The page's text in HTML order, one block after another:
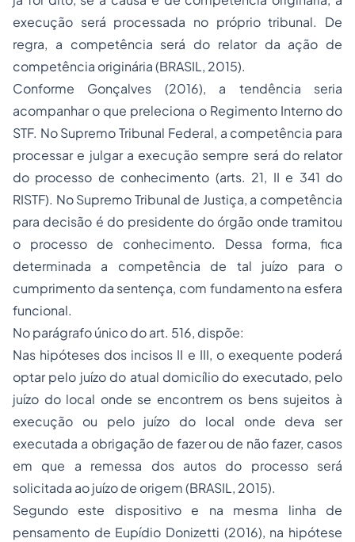
execução será processada no próprio tribunal. De
regra, a competência será do relator da ação de
competência originária (BRASIL, 2015).
Conforme Gonçalves (2016), a tendência seria
acompanhar o que preleciona o Regimento Interno do
STF. No Supremo Tribunal Federal, a competência para
processar e julgar a execução sempre será do relator
do processo de conhecimento (arts. 21, II e 341 do
RISTF). No Supremo Tribunal de Justiça, a competência
para decisão é do presidente do órgão onde tramitou
o processo de conhecimento. Dessa forma, fica
determinada a competência de tal juízo para o
cumprimento da sentença, com fundamento na esfera
funcional.
No parágrafo único do art. 516, dispõe:
Nas hipóteses dos incisos II e III, o exequente poderá
optar pelo juízo do atual domicílio do executado, pelo
juízo do local onde se encontrem os bens sujeitos à
execução ou pelo juízo do local onde deva ser
executada a obrigação de fazer ou de não fazer, casos
em que a remessa dos autos do processo será
solicitada ao juízo de origem (BRASIL, 2015).
Segundo este dispositivo e na mesma linha de
pensamento de Eupídio Donizetti (2016), na hipótese